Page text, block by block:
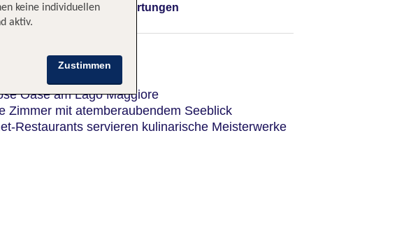
Lage Bewertungen
Oase am Lago Maggiore
Zimmer mit atemberaubendem Seeblick
Restaurants servieren kulinarische Meisterwerke
keine individuellen
aktiv.
Zustimmen